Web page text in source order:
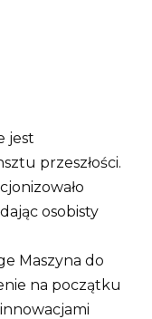
jest
przeszłości.
osobisty
Maszyna do
na początku